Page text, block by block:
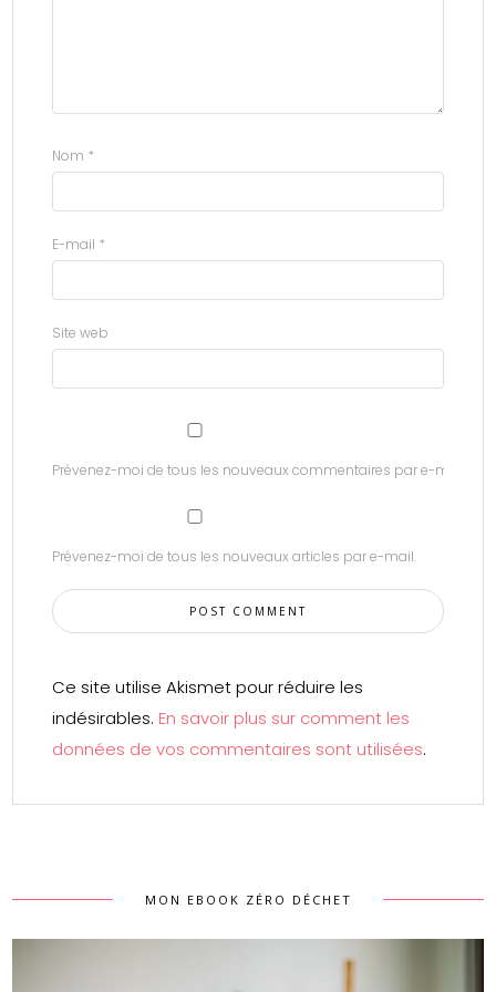
Nom *
E-mail *
Site web
Prévenez-moi de tous les nouveaux commentaires par e-mail.
Prévenez-moi de tous les nouveaux articles par e-mail.
Ce site utilise Akismet pour réduire les
indésirables. En savoir plus sur comment les
données de vos commentaires sont utilisées.
MON EBOOK ZÉRO DÉCHET